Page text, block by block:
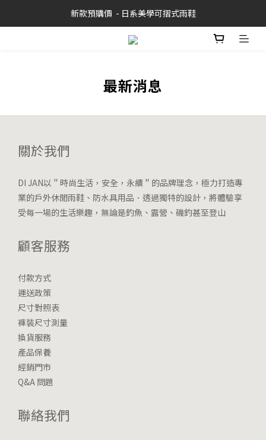
新款預購價  - 日系美學可摺式雨鞋
最新消息
關於我們
DI JAN以＂時尚生活，安全，永續＂的品牌理念，極力打造專
業的戶外休閒雨鞋、防水具用品．透過獨特的設計，將體驗享
受每一場的生活樂趣，無論是釣魚、露營、磯釣甚至登山
顧客服務
付款方式
運送政策
尺寸對照表
褲裝尺寸測量
換貨服務
產品保養
經銷門市
Q&A 問題
聯絡我們